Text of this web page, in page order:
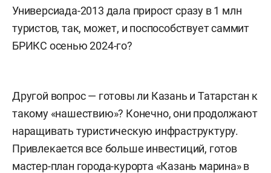
Универсиада-2013 дала прирост сразу в 1 млн
туристов, так, может, и поспособствует саммит
БРИКС осенью 2024-го?
Другой вопрос — готовы ли Казань и Татарстан к
такому «нашествию»? Конечно, они продолжают
наращивать туристическую инфраструктуру.
Привлекается все больше инвестиций, готов
мастер-план города-курорта «Казань марина» в